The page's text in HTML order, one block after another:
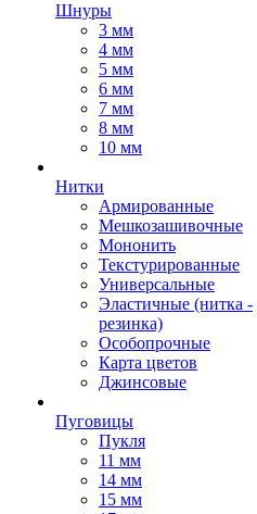
Шнуры
3 мм
4 мм
5 мм
6 мм
7 мм
8 мм
10 мм
Нитки
Армированные
Мешкозашивочные
Мононить
Текстурированные
Универсальные
Эластичные (нитка -
резинка)
Особопрочные
Карта цветов
Джинсовые
Пуговицы
Пукля
11 мм
14 мм
15 мм